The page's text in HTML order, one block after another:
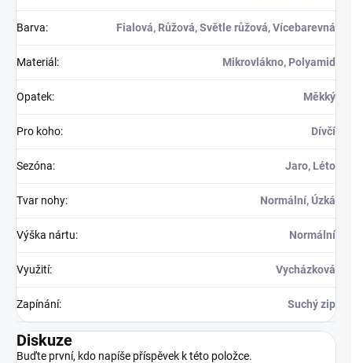
Barva: Fialová, Růžová, Světle růžová, Vícebarevná
Materiál : Mikrovlákno, Polyamid
Opatek: Měkký
Pro koho: Dívčí
Sezóna: Jaro, Léto
Tvar nohy: Normální, Úzká
Výška nártu: Normální
Využití: Vycházková
Zapínání: Suchý zip
Diskuze
Buďte první, kdo napíše příspěvek k této položce.